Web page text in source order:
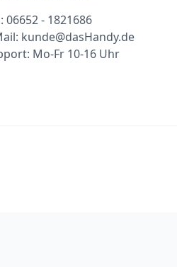
06652 - 1821686
kunde@dasHandy.de
Mo-Fr 10-16 Uhr